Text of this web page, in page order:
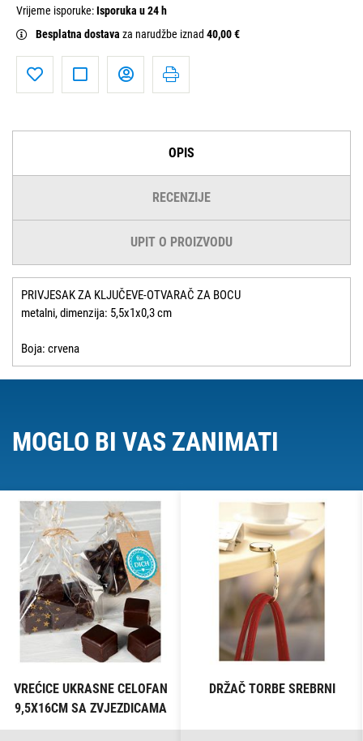
Vrijeme isporuke:Isporuka u 24 h
Besplatna dostava za narudžbe iznad 40,00 €
OPIS
RECENZIJE
UPIT O PROIZVODU
PRIVJESAK ZA KLJUČEVE-OTVARAČ ZA BOCU
metalni, dimenzija: 5,5x1x0,3 cm
Boja: crvena
MOGLO BI VAS ZANIMATI
VREĆICE UKRASNE CELOFAN
9,5X16CM SA ZVJEZDICAMA
PK10 HEYDA 20-30892 50
DRŽAČ TORBE SREBRNI